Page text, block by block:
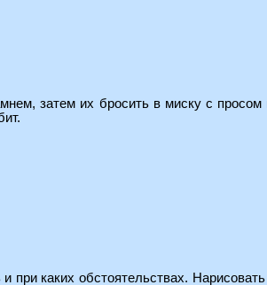
затем их бросить в миску с
каких обстоятельствах.